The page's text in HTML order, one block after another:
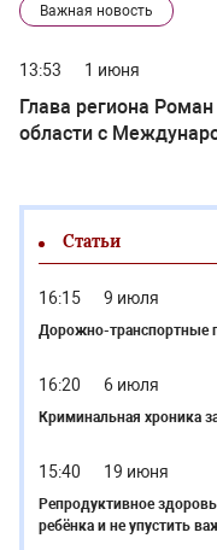
Важная новость
13:53 1 июня
Глава региона
области с
Статьи
16:15 9 июля
Дорожно-транспортные
16:20 6 июля
Криминальная хроника
15:40 19 июня
Репродуктивное
ребёнка и не упустить